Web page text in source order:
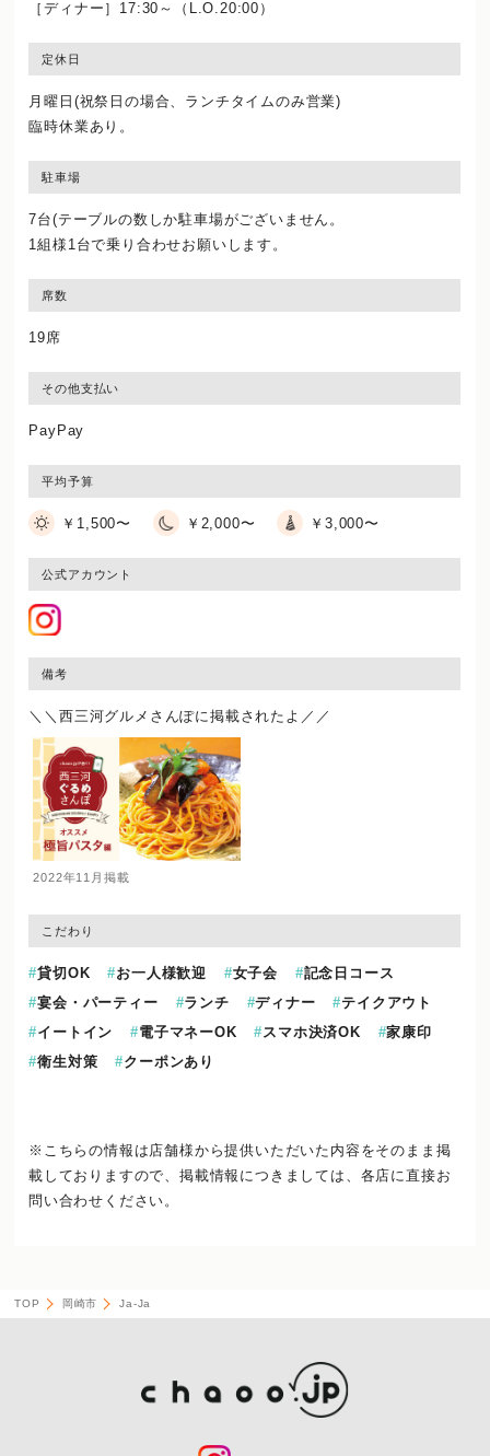
［ディナー］17:30～（L.O.20:00）
定休日
月曜日(祝祭日の場合、ランチタイムのみ営業)
臨時休業あり。
駐車場
7台(テーブルの数しか駐車場がございません。
1組様1台で乗り合わせお願いします。
席数
19席
その他支払い
PayPay
平均予算
￥1,500〜 ￥2,000〜 ￥3,000〜
公式アカウント
備考
＼＼西三河グルメさんぽに掲載されたよ／／
2022年11月掲載
こだわり
貸切OK お一人様歓迎 女子会
記念日コース
宴会・パーティー
ランチ ディナー
テイクアウト
イートイン
電子マネーOK スマホ決済OK
家康印
衛生対策
クーポンあり
※こちらの情報は店舗様から提供いただいた内容をそのまま掲
載しておりますので、掲載情報につきましては、各店に直接お
問い合わせください。
TOP 岡崎市 Ja-Ja